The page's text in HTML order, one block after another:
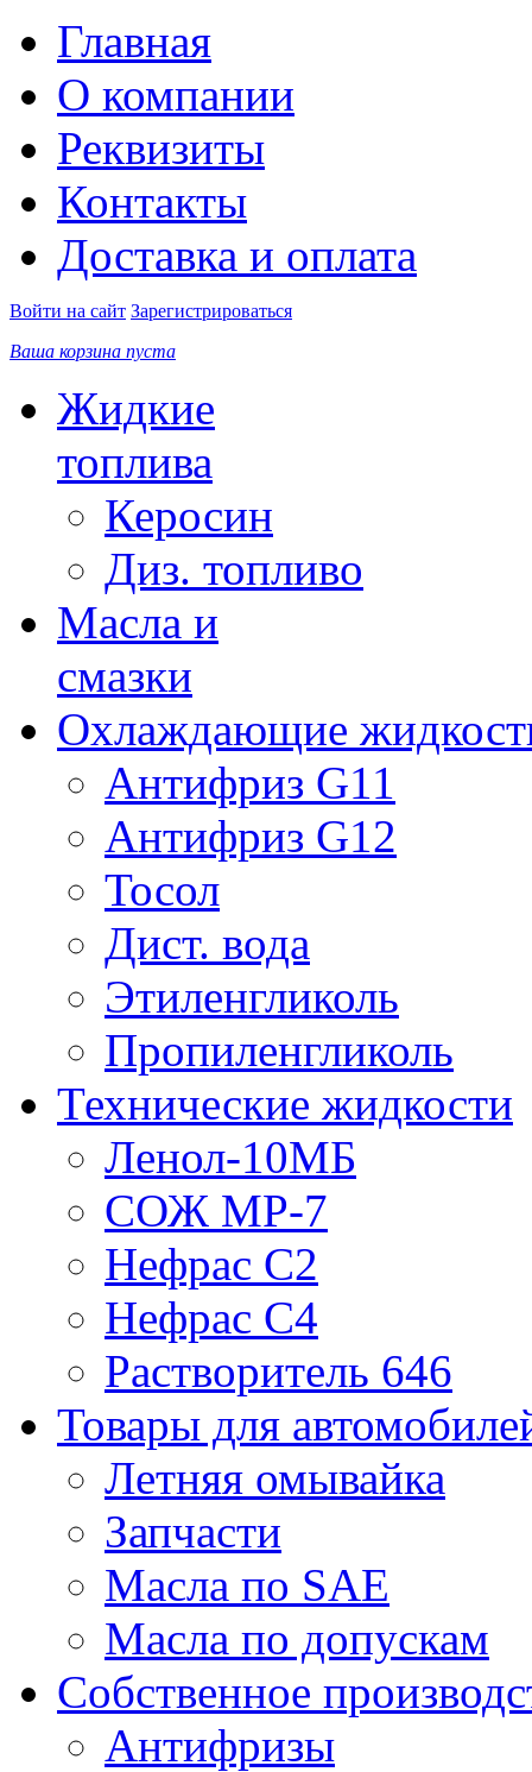
Главная
О компании
Реквизиты
Контакты
Доставка и оплата
Войти на сайт Зарегистрироваться
Ваша корзина пуста
Жидкие
топлива
Керосин
Диз. топливо
Масла и
смазки
Охлаждающие
Антифриз G11
Антифриз G12
Тосол
Дист. вода
Этиленгликоль
Пропиленгликоль
Технические жидкости
Ленол-10МБ
СОЖ МР-7
Нефрас С2
Нефрас С4
Растворитель 646
Товары для
Летняя омывайка
Запчасти
Масла по SAE
Масла по допускам
Собственное
Антифризы